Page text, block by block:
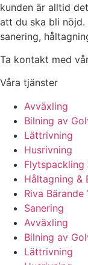
kunden är alltid
att du ska bli
sanering,
Ta kontakt med
Våra tjänster
Avväxling
Bilning av
Lättrivning
Husrivning
Flytspackling
Håltagning &
Riva Bärande
Sanering
Avväxling
Bilning av
Lättrivning